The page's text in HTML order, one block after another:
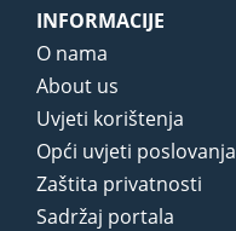
INFORMACIJE
O nama
About us
Uvjeti korištenja
Opći uvjeti poslovanja
Zaštita privatnosti
Sadržaj portala